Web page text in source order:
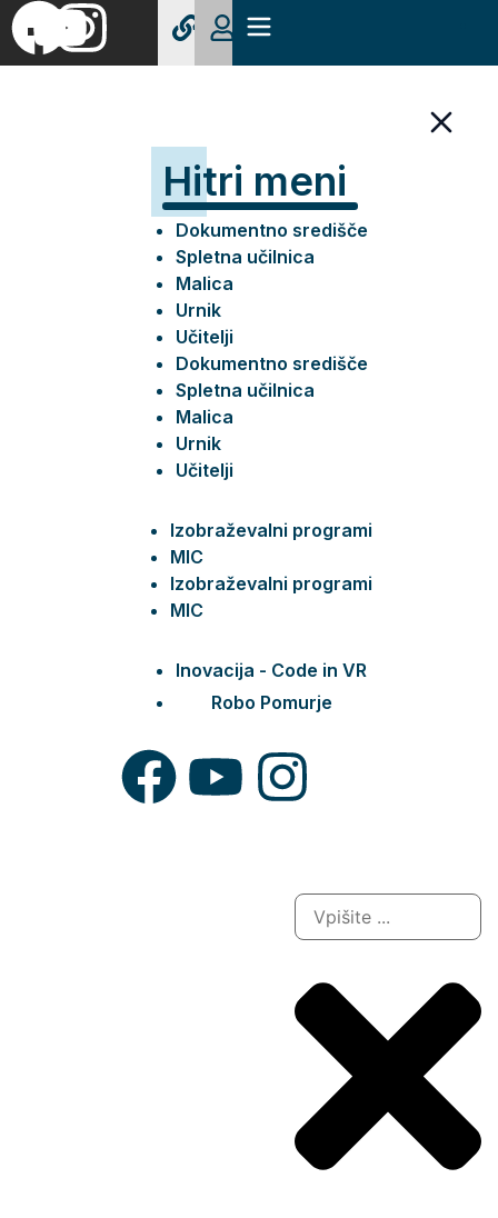
Hitri meni
Dokumentno središče
Spletna učilnica
Malica
Urnik
Učitelji
Dokumentno središče
Spletna učilnica
Malica
Urnik
Učitelji
Izobraževalni programi
MIC
Izobraževalni programi
MIC
Inovacija - Code in VR
Robo Pomurje